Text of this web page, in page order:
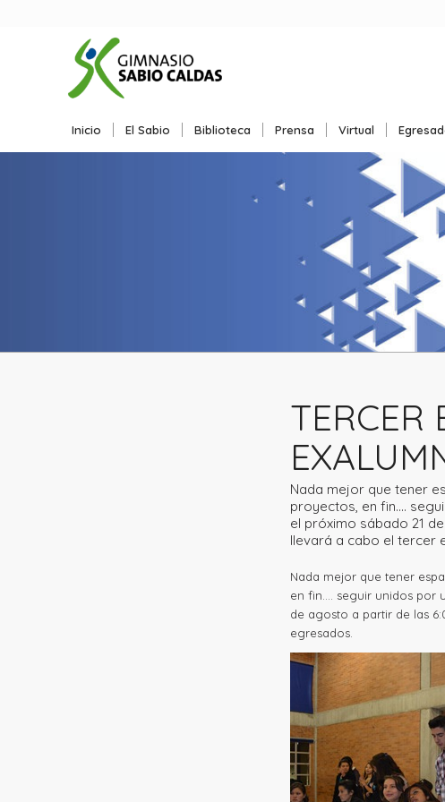
Inicio El Sabio Biblioteca Prensa Virtual
TERCER
Nada mejor que tener
proyectos, en fin….
el próximo sábado 21
llevará a cabo el tercer
Nada mejor que tener
en fin…. seguir unidos por
de agosto a partir de las
egresados.